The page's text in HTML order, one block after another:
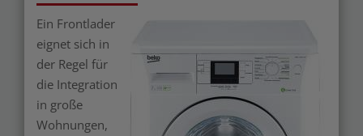
Ein Frontlader
eignet sich in
der Regel für
die Integration
in große
Wohnungen,